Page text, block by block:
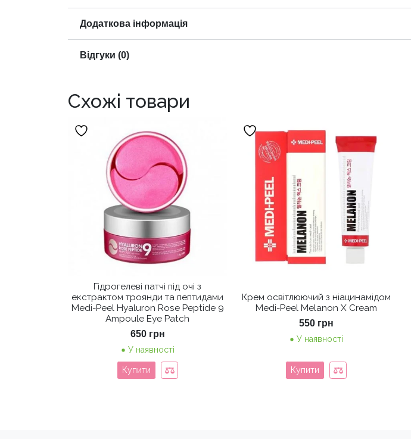
Додаткова інформація
Відгуки (0)
Схожі товари
Гідрогелеві патчі під очі з
екстрактом троянди та пептидами
Medi-Peel Hyaluron Rose Peptide 9
Ampoule Eye Patch
650 грн
У наявності
Купити
Крем освітлюючий з ніацинамідом
Medi-Peel Melanon X Cream
550 грн
У наявності
Купити